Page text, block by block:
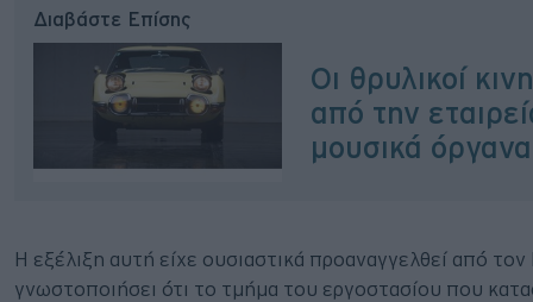
Διαβάστε Επίσης
Οι θρυλικοί
από την
μουσικά όργανα
Η εξέλιξη αυτή είχε ουσιαστικά προαναγγελθεί από τον
γνωστοποιήσει ότι το τμήμα του εργοστασίου που